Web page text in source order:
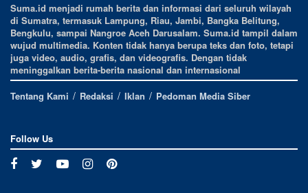
Suma.id menjadi rumah berita dan informasi dari seluruh wilayah
di Sumatra, termasuk Lampung, Riau, Jambi, Bangka Belitung,
Bengkulu, sampai Nangroe Aceh Darusalam. Suma.id tampil dalam
wujud multimedia. Konten tidak hanya berupa teks dan foto, tetapi
juga video, audio, grafis, dan videografis. Dengan tidak
meninggalkan berita-berita nasional dan internasional
Tentang Kami
Redaksi Iklan Pedoman Media Siber
Follow Us